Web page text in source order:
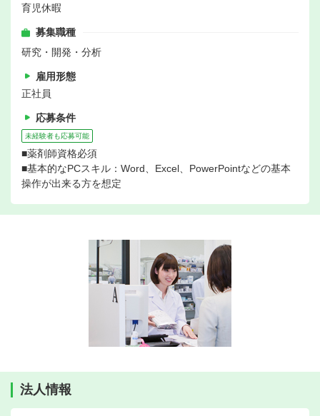
育児休暇
募集職種
研究・開発・分析
雇用形態
正社員
応募条件
未経験者も応募可能
■薬剤師資格必須
■基本的なPCスキル：Word、Excel、PowerPointなどの基本
操作が出来る方を想定
法人情報